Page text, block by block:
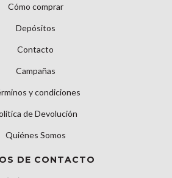
Cómo comprar
Depósitos
Contacto
Campañas
y condiciones
de Devolución
Quiénes Somos
DE CONTACTO